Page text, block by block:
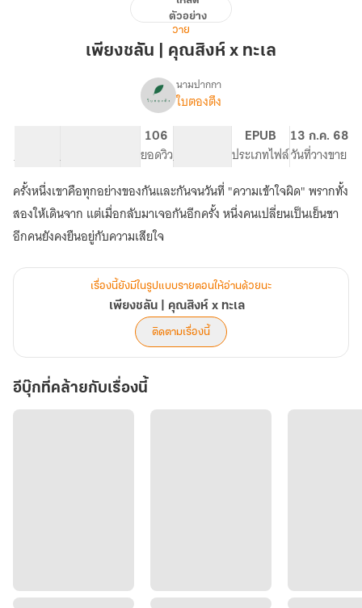
|
ตัวอย่าง
วาย
เพียงชลัน | คุณสิงห์ x ทะเล
เรื่อง
สิงห์
x
ทะเล
นามปากกา
ใบตองตึง
จำนวนคำ จำนวนหน้า (A5)
106
ยอดวิวระดับเนื้อหา
EPUB
ประเภทไฟล์
13 ก.ค. 68
วันที่วางขาย
ครั้งหนึ่งเขาคือทุกอย่างของกันและกันจนวันที่ "ความเข้าใจผิด" พรากทั้ง
สองให้เดินจาก แต่เมื่อกลับมาเจอกันอีกครั้ง หนึ่งคนเปลี่ยนเป็นเย็นชา
อีกคนยังคงยืนอยู่กับความเสียใจ
เรื่องนี้ยังมีในรูปแบบรายตอนให้อ่านด้วยนะ
เพียงชลัน | คุณสิงห์ x ทะเล
ติดตามเรื่องนี้
อีบุ๊กที่คล้ายกับเรื่องนี้